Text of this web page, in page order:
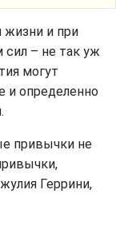
жизни и при
– не так уж
могут
и определенно
привычки не
Геррини,